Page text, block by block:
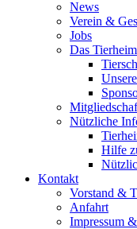
News
Verein &
Jobs
Das Tierheim
Nützliche
Hilfe
Kontakt
Vorstand &
Anfahrt
Impressum